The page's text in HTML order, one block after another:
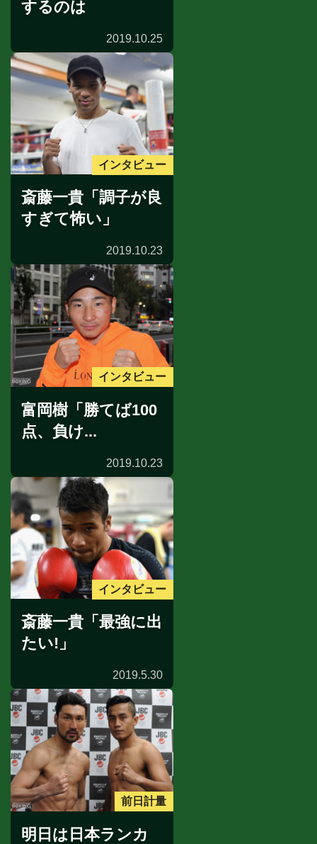
するのは
2019.10.25
インタビュー
斎藤一貴「調子が良
すぎて怖い」
2019.10.23
インタビュー
富岡樹「勝てば100
点、負け...
2019.10.23
インタビュー
斎藤一貴「最強に出
たい!」
2019.5.30
前日計量
明日は日本ランカ